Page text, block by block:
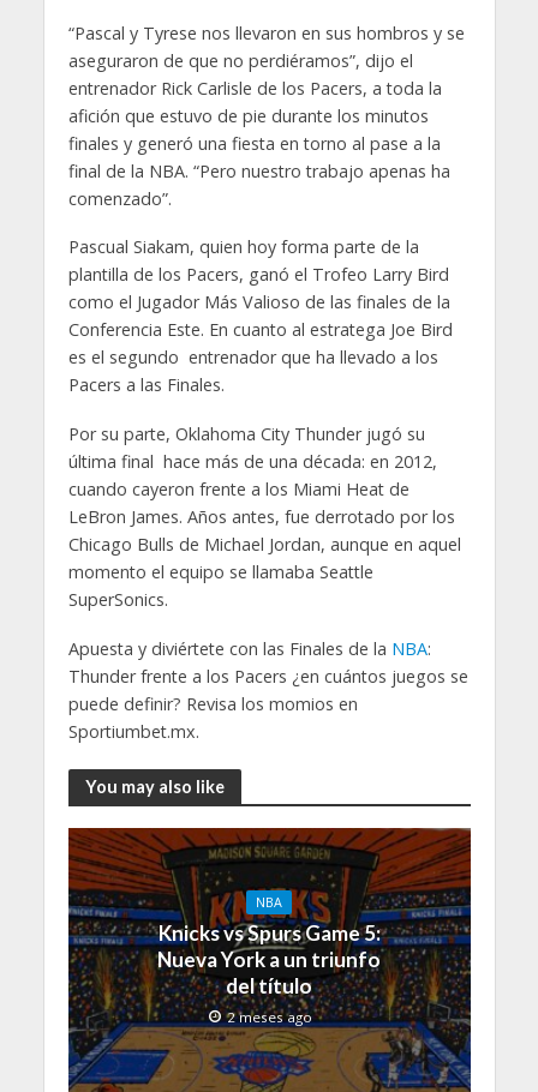
“Pascal y Tyrese nos llevaron en sus hombros y se
aseguraron de que no perdiéramos”, dijo el
entrenador Rick Carlisle de los Pacers, a toda la
afición que estuvo de pie durante los minutos
finales y generó una fiesta en torno al pase a la
final de la NBA. “Pero nuestro trabajo apenas ha
comenzado”.
Pascual Siakam, quien hoy forma parte de la
plantilla de los Pacers, ganó el Trofeo Larry Bird
como el Jugador Más Valioso de las finales de la
Conferencia Este. En cuanto al estratega Joe Bird
es el segundo entrenador que ha llevado a los
Pacers a las Finales.
Por su parte, Oklahoma City Thunder jugó su
última final hace más de una década: en 2012,
cuando cayeron frente a los Miami Heat de
LeBron James. Años antes, fue derrotado por los
Chicago Bulls de Michael Jordan, aunque en aquel
momento el equipo se llamaba Seattle
SuperSonics.
Apuesta y diviértete con las Finales de la NBA:
Thunder frente a los Pacers ¿en cuántos juegos se
puede definir? Revisa los momios en
Sportiumbet.mx.
You may also like
NBA
Knicks vs Spurs Game 5:
Nueva York a un triunfo
del título
2 meses ago